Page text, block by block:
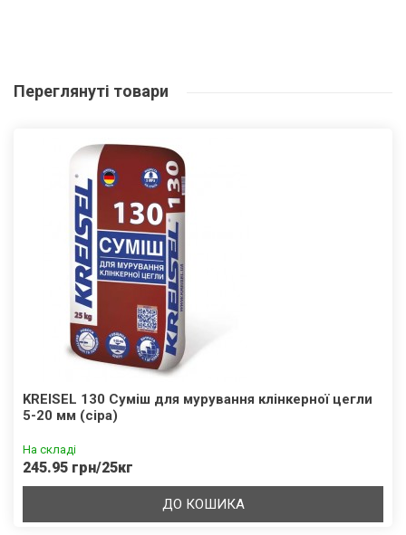
Переглянуті товари
KREISEL 130 Суміш для мурування клінкерної цегли
5-20 мм (сіра)
На складі
245.95 грн/25кг
ДО КОШИКА